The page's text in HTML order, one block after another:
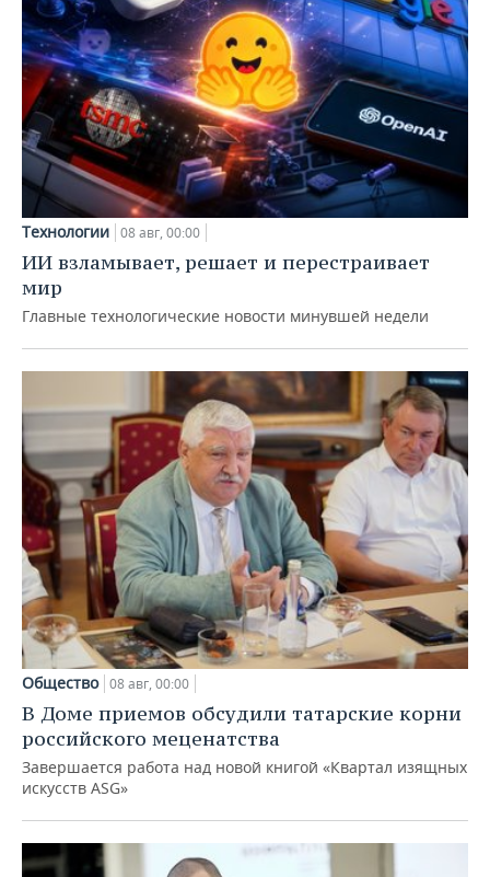
Технологии 08 авг, 00:00
ИИ взламывает, решает и перестраивает
мир
Главные технологические новости минувшей недели
Общество 08 авг, 00:00
В Доме приемов обсудили татарские корни
российского меценатства
Завершается работа над новой книгой «Квартал изящных
искусств ASG»